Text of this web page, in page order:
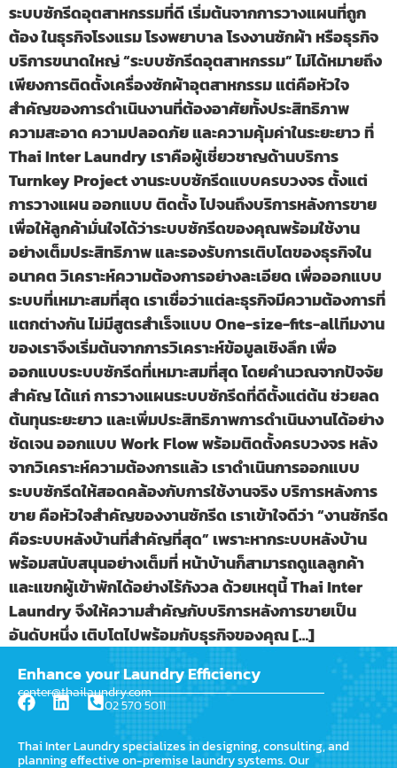
ระบบซักรีดอุตสาหกรรมที่ดี เริ่มต้นจากการวางแผนที่ถูก
ต้อง ในธุรกิจโรงแรม โรงพยาบาล โรงงานซักผ้า หรือธุรกิจ
บริการขนาดใหญ่ “ระบบซักรีดอุตสาหกรรม” ไม่ได้หมายถึง
เพียงการติดตั้งเครื่องซักผ้าอุตสาหกรรม แต่คือหัวใจ
สำคัญของการดำเนินงานที่ต้องอาศัยทั้งประสิทธิภาพ
ความสะอาด ความปลอดภัย และความคุ้มค่าในระยะยาว ที่
Thai Inter Laundry เราคือผู้เชี่ยวชาญด้านบริการ
Turnkey Project งานระบบซักรีดแบบครบวงจร ตั้งแต่
การวางแผน ออกแบบ ติดตั้ง ไปจนถึงบริการหลังการขาย
เพื่อให้ลูกค้ามั่นใจได้ว่าระบบซักรีดของคุณพร้อมใช้งาน
อย่างเต็มประสิทธิภาพ และรองรับการเติบโตของธุรกิจใน
อนาคต วิเคราะห์ความต้องการอย่างละเอียด เพื่อออกแบบ
ระบบที่เหมาะสมที่สุด เราเชื่อว่าแต่ละธุรกิจมีความต้องการที่
แตกต่างกัน ไม่มีสูตรสำเร็จแบบ One-size-fits-allทีมงาน
ของเราจึงเริ่มต้นจากการวิเคราะห์ข้อมูลเชิงลึก เพื่อ
ออกแบบระบบซักรีดที่เหมาะสมที่สุด โดยคำนวณจากปัจจัย
สำคัญ ได้แก่ การวางแผนระบบซักรีดที่ดีตั้งแต่ต้น ช่วยลด
ต้นทุนระยะยาว และเพิ่มประสิทธิภาพการดำเนินงานได้อย่าง
ชัดเจน ออกแบบ Work Flow พร้อมติดตั้งครบวงจร หลัง
จากวิเคราะห์ความต้องการแล้ว เราดำเนินการออกแบบ
ระบบซักรีดให้สอดคล้องกับการใช้งานจริง บริการหลังการ
ขาย คือหัวใจสำคัญของงานซักรีด เราเข้าใจดีว่า “งานซักรีด
คือระบบหลังบ้านที่สำคัญที่สุด” เพราะหากระบบหลังบ้าน
พร้อมสนับสนุนอย่างเต็มที่ หน้าบ้านก็สามารถดูแลลูกค้า
และแขกผู้เข้าพักได้อย่างไร้กังวล ด้วยเหตุนี้ Thai Inter
Laundry จึงให้ความสำคัญกับบริการหลังการขายเป็น
อันดับหนึ่ง เติบโตไปพร้อมกับธุรกิจของคุณ […]
Enhance your Laundry Efficiency
center@thailaundry.com
02 570 5011
Thai Inter Laundry specializes in designing, consulting, and
planning effective on-premise laundry systems. Our